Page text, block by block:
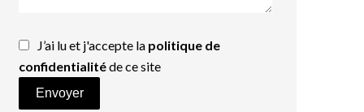
J’ai lu et j'accepte la politique de
confidentialitéde ce site
Envoyer